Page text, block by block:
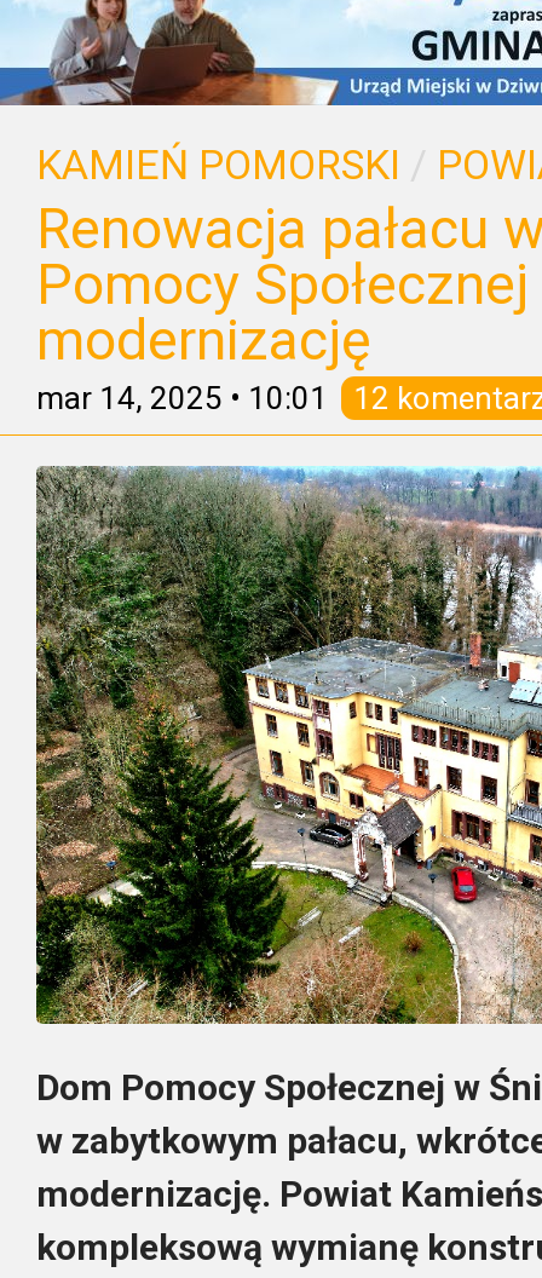
KAMIEŃ POMORSKI /
Renowacja pałacu
Pomocy
modernizację
mar 14, 2025 • 10:01 12
Dom Pomocy Społecznej w
w zabytkowym pałacu,
modernizację. Powiat
kompleksową wymianę